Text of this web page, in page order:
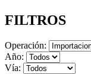
FILTROS
Operación:
Año:
Vía: